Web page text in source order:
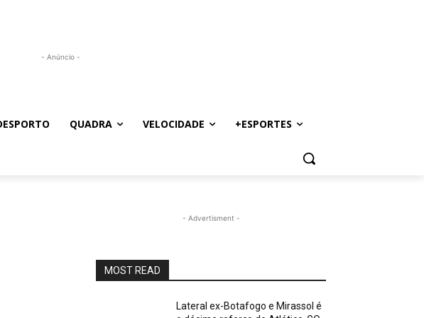
- Anúncio -
QUADRA VELOCIDADE +ESPORTES
- Advertisment -
MOST READ
Lateral ex-Botafogo e Mirassol é